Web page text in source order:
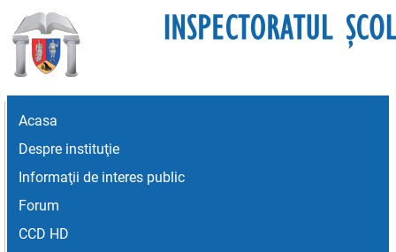
Acasa
Despre instituţie
Informaţii de interes public
Forum
CCD HD